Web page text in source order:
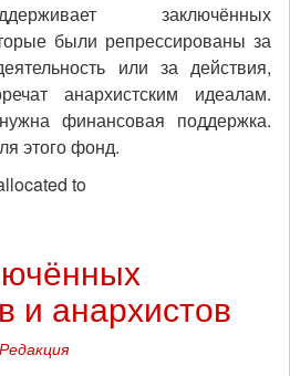
заключённых
были репрессированы за
или за действия,
анархистским идеалам.
финансовая поддержка.
этого фонд.
to
и анархистов
Редакция